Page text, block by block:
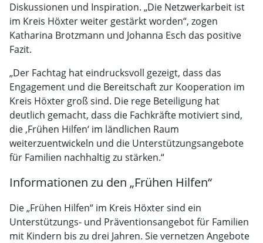
Diskussionen und Inspiration. „Die Netzwerkarbeit ist
im Kreis Höxter weiter gestärkt worden“, zogen
Katharina Brotzmann und Johanna Esch das positive
Fazit.
„Der Fachtag hat eindrucksvoll gezeigt, dass das
Engagement und die Bereitschaft zur Kooperation im
Kreis Höxter groß sind. Die rege Beteiligung hat
deutlich gemacht, dass die Fachkräfte motiviert sind,
die ‚Frühen Hilfen‘ im ländlichen Raum
weiterzuentwickeln und die Unterstützungsangebote
für Familien nachhaltig zu stärken.“
Informationen zu den „Frühen Hilfen“
Die „Frühen Hilfen“ im Kreis Höxter sind ein
Unterstützungs- und Präventionsangebot für Familien
mit Kindern bis zu drei Jahren. Sie vernetzen Angebote